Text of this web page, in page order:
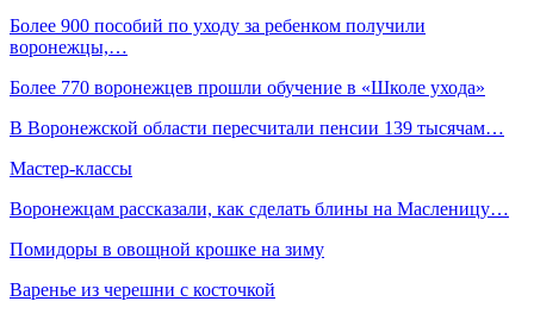
Более 900 пособий по уходу за ребенком получили
воронежцы,…
Более 770 воронежцев прошли обучение в «Школе ухода»
В Воронежской области пересчитали пенсии 139 тысячам…
Мастер-классы
Воронежцам рассказали, как сделать блины на Масленицу…
Помидоры в овощной крошке на зиму
Варенье из черешни с косточкой